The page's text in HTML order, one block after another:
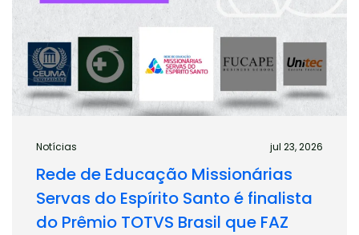
jul 23, 2026
Notícias
Rede de Educação Missionárias
Servas do Espírito Santo é finalista
do Prêmio TOTVS Brasil que FAZ